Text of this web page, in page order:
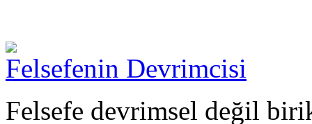
Felsefenin Devrimcisi
Felsefe devrimsel değil